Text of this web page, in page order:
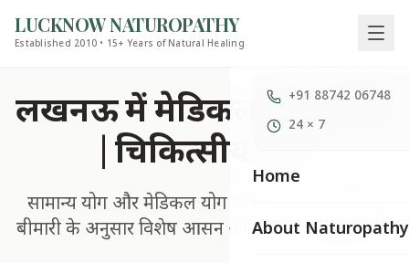
LUCKNOW NATUROPATHY
Established 2010 • 15+ Years of Natural Healing
+91 88742 06748
24 × 7
Home
About Naturopathy
लखनऊ में मेडिकल योग थेरेपी
| चिकित्सीय योग
सामान्य योग और मेडिकल योग में अंतर है। हम आपकी
बीमारी के अनुसार विशेष आसन और प्राणायाम सिखाते हैं।